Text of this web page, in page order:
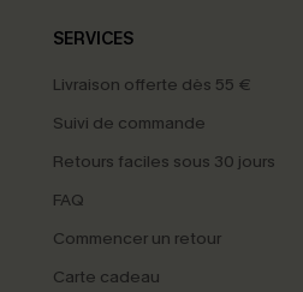
SERVICES
Livraison offerte dès 55 €
Suivi de commande
Retours faciles sous 30 jours
FAQ
Commencer un retour
Carte cadeau